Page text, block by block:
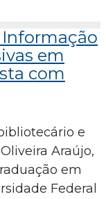
em
com
e
Araújo,
em
Federal